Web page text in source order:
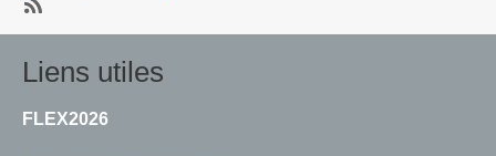
SubscribeS'abonner
à
Youth
Liens utiles
FLEX2026